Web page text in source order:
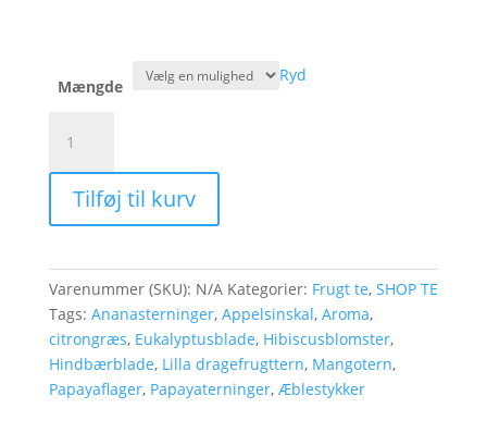
Mængde
Ryd
Fruits
antal
Tilføj til kurv
Varenummer (SKU): N/A Kategorier: Frugt te, SHOP TE
Tags: Ananasterninger, Appelsinskal, Aroma,
citrongræs, Eukalyptusblade, Hibiscusblomster,
Hindbærblade, Lilla dragefrugttern, Mangotern,
Papayaflager, Papayaterninger, Æblestykker